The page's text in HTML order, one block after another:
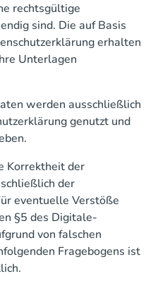
rechtsgültige
sind. Die auf Basis
erhalten
Unterlagen
werden ausschließlich
genutzt und
Korrektheit der
der
eventuelle Verstöße
§5 des Digitale-
von falschen
Fragebogens ist